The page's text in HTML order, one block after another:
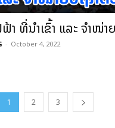
າ ທີ່ນໍາເຂົ້າ ແລະ ຈໍາໜ່
- October 4, 2022
1 2 3